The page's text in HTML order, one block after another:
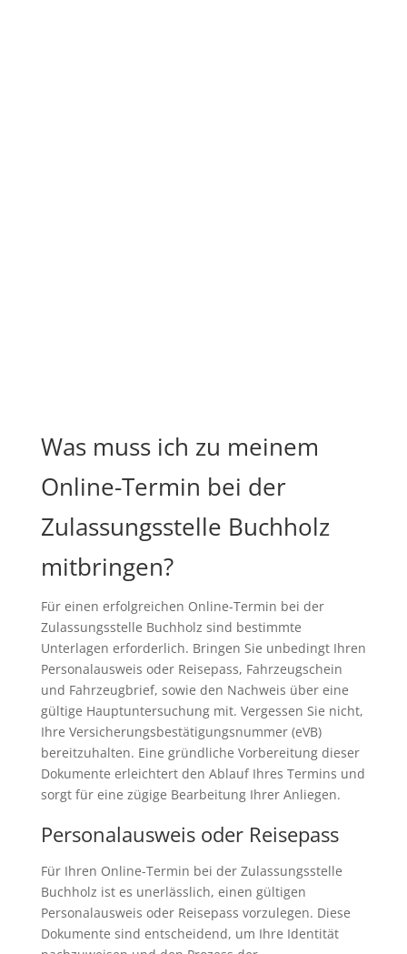
Was muss ich zu meinem
Online-Termin bei der
Zulassungsstelle Buchholz
mitbringen?
Für einen erfolgreichen Online-Termin bei der
Zulassungsstelle Buchholz sind bestimmte
Unterlagen erforderlich. Bringen Sie unbedingt Ihren
Personalausweis oder Reisepass, Fahrzeugschein
und Fahrzeugbrief, sowie den Nachweis über eine
gültige Hauptuntersuchung mit. Vergessen Sie nicht,
Ihre Versicherungsbestätigungsnummer (eVB)
bereitzuhalten. Eine gründliche Vorbereitung dieser
Dokumente erleichtert den Ablauf Ihres Termins und
sorgt für eine zügige Bearbeitung Ihrer Anliegen.
Personalausweis oder Reisepass
Für Ihren Online-Termin bei der Zulassungsstelle
Buchholz ist es unerlässlich, einen gültigen
Personalausweis oder Reisepass vorzulegen. Diese
Dokumente sind entscheidend, um Ihre Identität